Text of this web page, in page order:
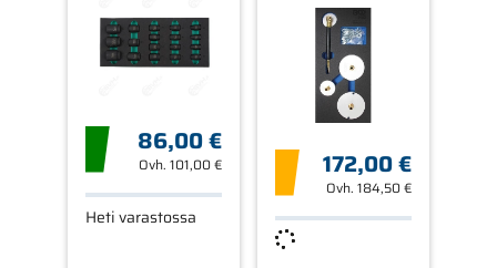
86,00 €
Ovh. 101,00 €
Heti varastossa
172,00 €
Ovh.184,50 €